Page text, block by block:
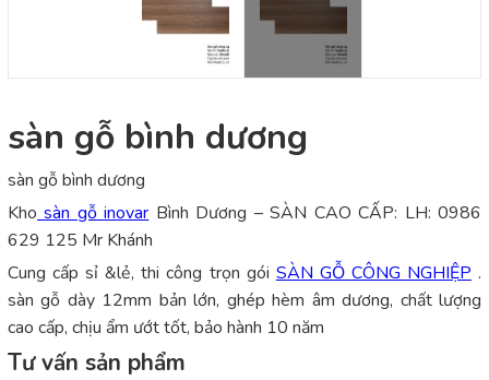
sàn gỗ bình dương
sàn gỗ bình dương
Kho sàn gỗ inovar Bình Dương – SÀN CAO CẤP: LH: 0986
629 125 Mr Khánh
Cung cấp sỉ &lẻ, thi công trọn gói SÀN GỖ CÔNG NGHIỆP .
sàn gỗ dày 12mm bản lớn, ghép hèm âm dương, chất lượng
cao cấp, chịu ẩm ướt tốt, bảo hành 10 năm
Tư vấn sản phẩm